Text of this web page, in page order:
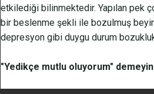
etkilediği bilinmektedir. Yapılan pek
bir beslenme şekli ile bozulmuş
depresyon gibi duygu durum
"Yedikçe mutlu oluyorum" demeyin